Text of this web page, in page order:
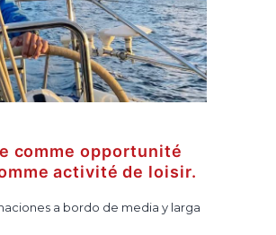
comme opportunité
activité de loisir.
a bordo de media y larga